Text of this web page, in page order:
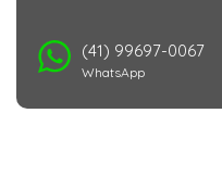
(41) 99697-0067
WhatsApp